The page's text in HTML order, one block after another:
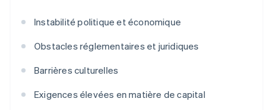
Instabilité politique et économique
Obstacles réglementaires et juridiques
Barrières culturelles
Exigences élevées en matière de capital